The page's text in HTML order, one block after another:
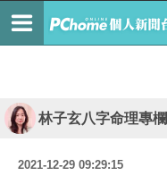
林子玄八字命理專欄
2021-12-29 09:29:15